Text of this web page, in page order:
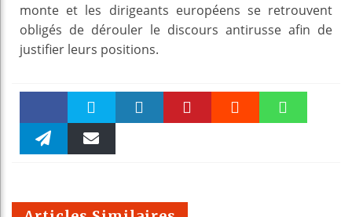
monte et les dirigeants européens se retrouvent
obligés de dérouler le discours antirusse afin de
justifier leurs positions.
Faceboo Twitter
m